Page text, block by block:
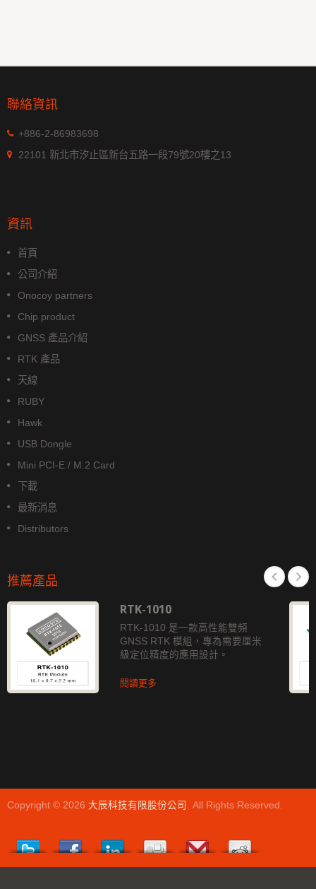
聯絡資訊
+886-2-86983698
22101 新北市汐止區新台五路一段79號20樓之13
資訊
首頁
公司介紹
Onocoy partners
Chip product
GNSS 產品介紹
RTK 產品
天線
RUBY
Hawk
USB Dongle
Mini PCI-E / M.2 Card
下載
最新消息
Distributors
推薦產品
RTK-1010
RTK-1010 是一款高性能雙頻
GNSS RTK 模組，專為需要厘米
級定位精度的應用設計。
閱讀更多
Copyright © 2026 大辰科技有限股份公司 . All Rights Reserved.